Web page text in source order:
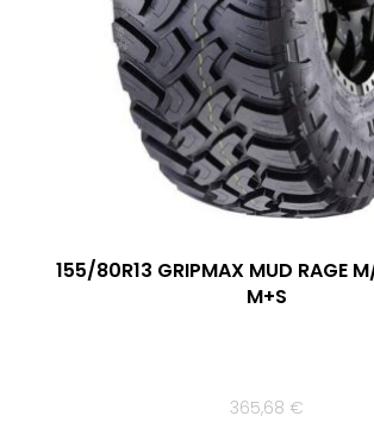
155/80R13 GRIPMAX MUD RAGE
M+S
365,68 €